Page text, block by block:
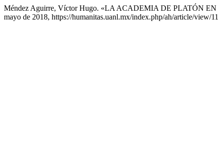
Méndez Aguirre, Víctor Hugo. «LA ACADEMIA DE PLATÓN
mayo de 2018, https://humanitas.uanl.mx/index.php/ah/article/view/